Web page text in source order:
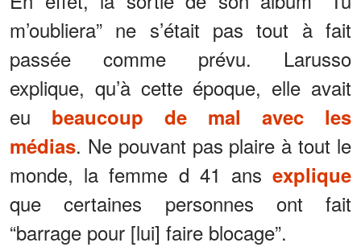
m’oubliera” ne s’était pas tout à fait
passée comme prévu. Larusso
explique, qu’à cette époque, elle avait
eu beaucoup de mal avec les
médias. Ne pouvant pas plaire à tout le
monde, la femme d 41 ans explique
que certaines personnes ont fait
“barrage pour [lui] faire blocage”.